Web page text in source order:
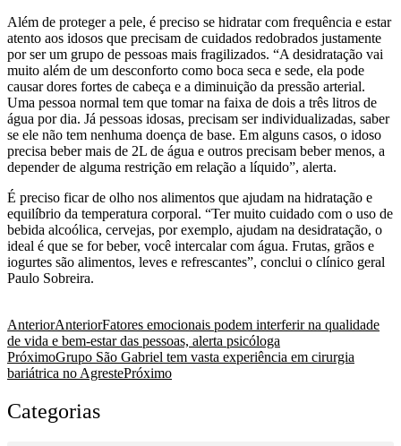
Além de proteger a pele, é preciso se hidratar com frequência e estar
atento aos idosos que precisam de cuidados redobrados justamente
por ser um grupo de pessoas mais fragilizados. “A desidratação vai
muito além de um desconforto como boca seca e sede, ela pode
causar dores fortes de cabeça e a diminuição da pressão arterial.
Uma pessoa normal tem que tomar na faixa de dois a três litros de
água por dia. Já pessoas idosas, precisam ser individualizadas, saber
se ele não tem nenhuma doença de base. Em alguns casos, o idoso
precisa beber mais de 2L de água e outros precisam beber menos, a
depender de alguma restrição em relação a líquido”, alerta.
É preciso ficar de olho nos alimentos que ajudam na hidratação e
equilíbrio da temperatura corporal. “Ter muito cuidado com o uso de
bebida alcoólica, cervejas, por exemplo, ajudam na desidratação, o
ideal é que se for beber, você intercalar com água. Frutas, grãos e
iogurtes são alimentos, leves e refrescantes”, conclui o clínico geral
Paulo Sobreira.
AnteriorAnteriorFatores emocionais podem interferir na qualidade
de vida e bem-estar das pessoas, alerta psicóloga
PróximoGrupo São Gabriel tem vasta experiência em cirurgia
bariátrica no AgrestePróximo
Categorias